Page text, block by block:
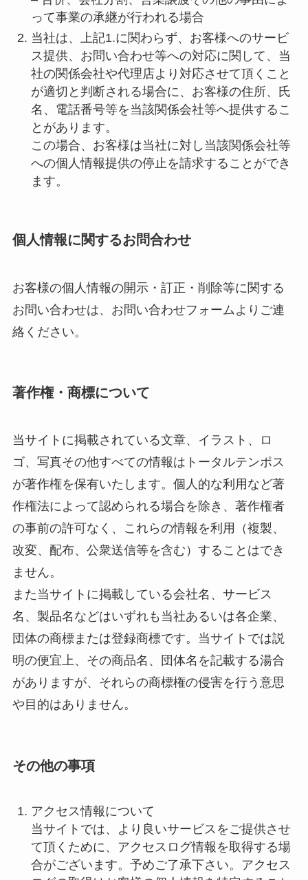
って事業の承継が行われる場合
当社は、上記1.に関わらず、お客様へのサービ
ス提供、お問い合わせ等への対応に関して、当
社の関係会社や代理店より対応させて頂くこと
が適切と判断される場合に、お客様の住所、氏
名、電話番号等を当該関係会社等へ提供するこ
とがあります。
この場合、お客様は当社に対し当該関係会社等
への個人情報提供の停止を請求することができ
ます。
個人情報に関するお問合わせ
お客様の個人情報の開示・訂正・削除等に関する
お問い合わせは、お問い合わせフォームよりご連
絡ください。
著作権・商標について
当サイトに掲載されている文章、イラスト、ロ
ゴ、写真その他すべての情報はトータルテンポス
が著作権を保有いたします。個人的な利用など著
作権法によって認められる場合を除き、著作権者
の事前の許可なく、これらの情報を利用（複製、
改変、配布、公衆送信等を含む）することはでき
ません。
また当サイトに掲載している会社名、サービス
名、製品名などはいずれも当社あるいは各企業、
団体の商標または登録商標です。当サイトでは説
明の便宜上、その商品名、団体名を記載する湯合
がありますが、それらの商標権の侵害を行う意思
や目的はありません。
その他の事項
アクセス情報について
当サイトでは、より良いサービスをご提供させ
て頂くために、アクセスログ情報を取得する場
合がございます。予めご了承下さい。アクセス